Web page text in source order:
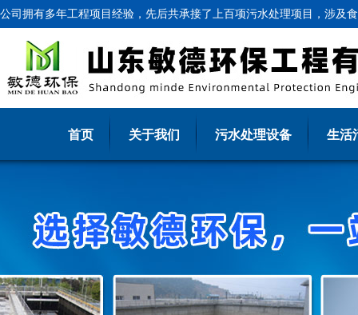
公司拥有多年工程项目经验，先后共承接了上百项污水处理项目，涉及
首页 关于我们 污水处理设备 生活